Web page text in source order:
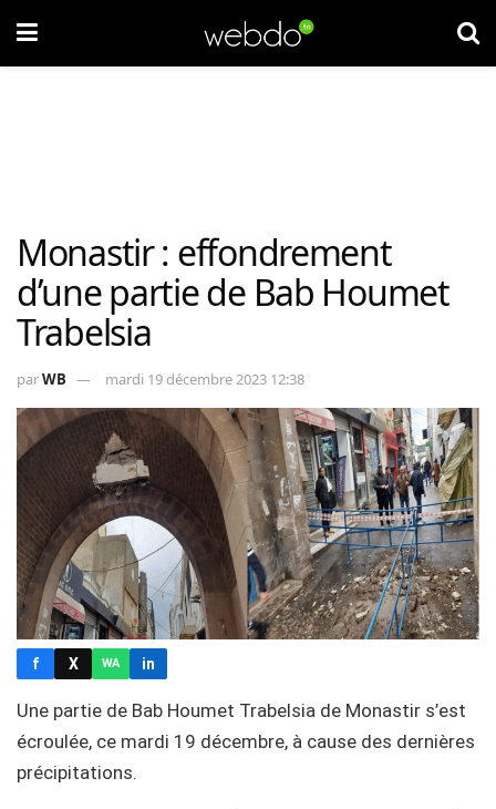
Monastir : effondrement
d’une partie de Bab Houmet
Trabelsia
parWB mardi 19 décembre 2023 12:38
f X WA in
Une partie de Bab Houmet Trabelsia de Monastir s’est
écroulée, ce mardi 19 décembre, à cause des dernières
précipitations.